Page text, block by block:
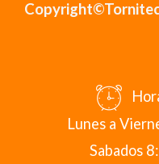
Lunes a
Sabados